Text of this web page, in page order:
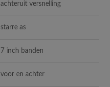
achteruit versnelling
starre as
7 inch banden
voor en achter